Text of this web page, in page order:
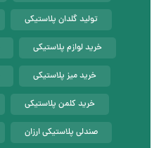
تولید گلدان پلاستیکی
خرید لوازم پلاستیکی
خرید میز پلاستیکی
خرید کلمن پلاستیکی
صندلی پلاستیکی ارزان